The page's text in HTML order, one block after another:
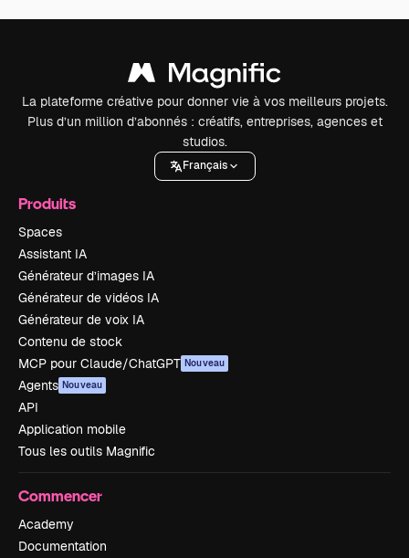
La plateforme créative pour donner vie à vos meilleurs projets.
Plus d’un million d’abonnés : créatifs, entreprises, agences et
studios.
Français
Produits
Spaces
Assistant IA
Générateur d’images IA
Générateur de vidéos IA
Générateur de voix IA
Contenu de stock
MCP pour Claude/ChatGPT Nouveau
Agents Nouveau
API
Application mobile
Tous les outils Magnific
Commencer
Academy
Documentation